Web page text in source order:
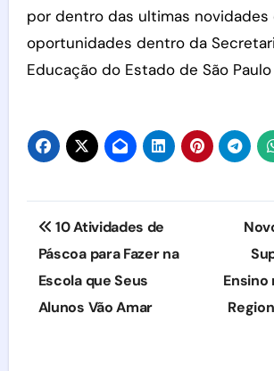
por dentro das ultimas novidades
oportunidades dentro da
Educação do Estado de São Paulo
Navegação
de
Post
10 Atividades de
Páscoa para Fazer na
Escola que Seus
Alunos Vão Amar
Ensino